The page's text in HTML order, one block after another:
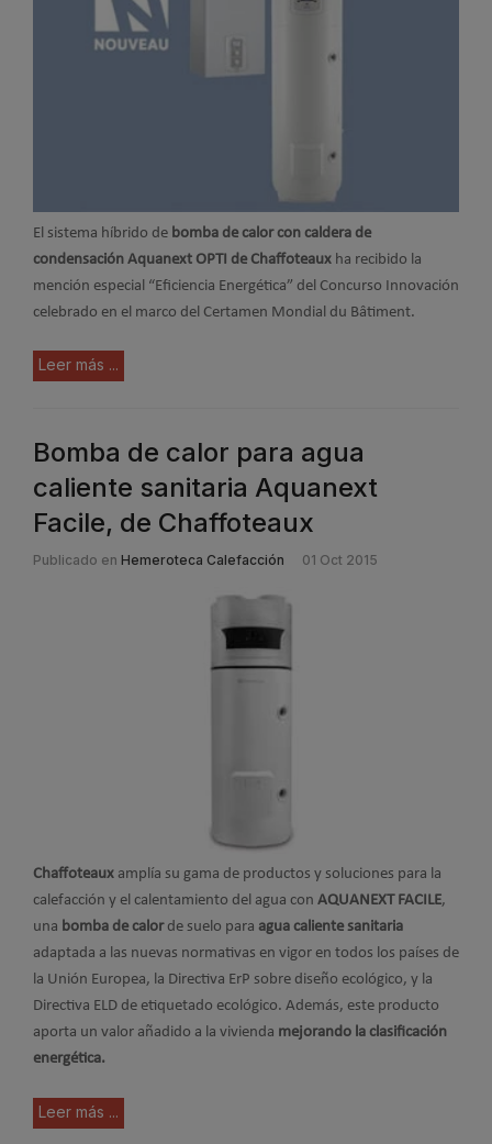
El sistema híbrido de bomba de calor con caldera de
condensación Aquanext OPTI de Chaffoteaux ha recibido la
mención especial “Eficiencia Energética” del Concurso Innovación
celebrado en el marco del Certamen Mondial du Bâtiment.
Leer más ...
Bomba de calor para agua
caliente sanitaria Aquanext
Facile, de Chaffoteaux
Publicado en Hemeroteca Calefacción 01 Oct 2015
Chaffoteaux amplía su gama de productos y soluciones para la
calefacción y el calentamiento del agua con AQUANEXT FACILE,
una bomba de calor de suelo para agua caliente sanitaria
adaptada a las nuevas normativas en vigor en todos los países de
la Unión Europea, la Directiva ErP sobre diseño ecológico, y la
Directiva ELD de etiquetado ecológico. Además, este producto
aporta un valor añadido a la vivienda mejorando la clasificación
energética.
Leer más ...